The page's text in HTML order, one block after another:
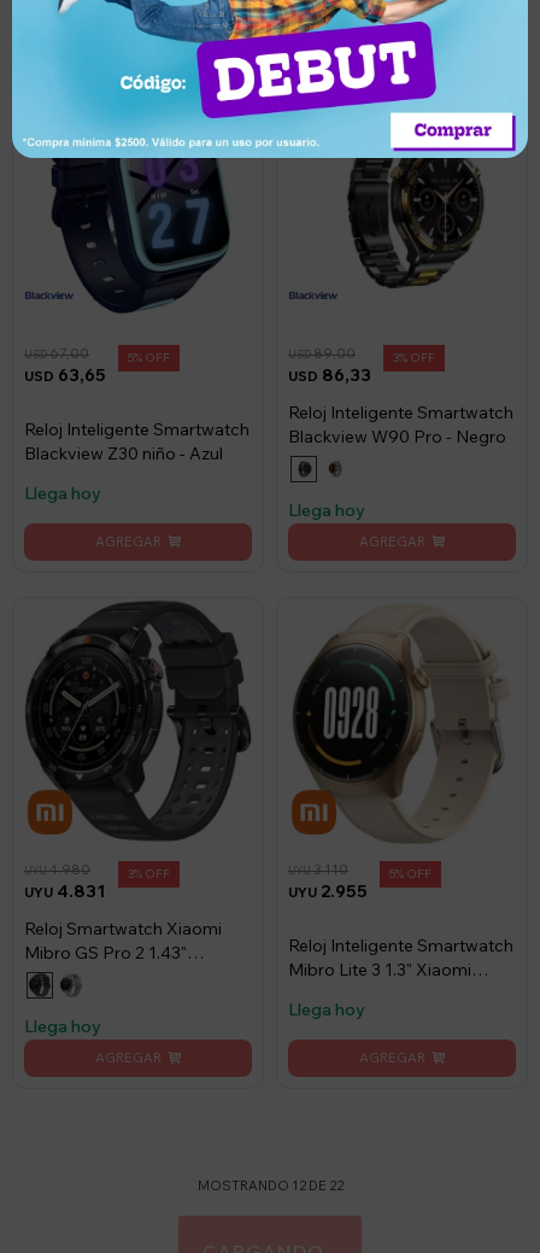
USD 63,65
USD67,00 5
Reloj Inteligente Smartwatch
Blackview Z30 niño - Azul
Llega hoy
USD 86,33
USD89,00 3
Reloj Inteligente Smartwatch
Blackview W90 Pro - Negro
Llega hoy
UYU 4.831
UYU4.980 3
Reloj Smartwatch Xiaomi
Mibro GS Pro 2 1.43"
460mAh - Gris
Llega hoy
UYU 2.955
UYU3.110 5
Reloj Inteligente Smartwatch
Mibro Lite 3 1.3" Xiaomi
Llega hoy
MOSTRANDO 12DE 22